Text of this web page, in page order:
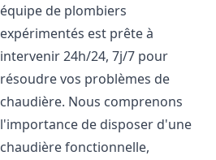
équipe de plombiers
expérimentés est prête à
intervenir 24h/24, 7j/7 pour
résoudre vos problèmes de
chaudière. Nous comprenons
l'importance de disposer d'une
chaudière fonctionnelle,